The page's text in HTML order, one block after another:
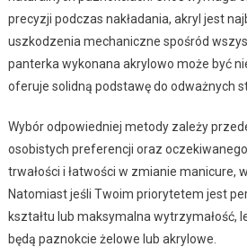
precyzji podczas nakładania, akryl jest
uszkodzenia mechaniczne spośród
panterka wykonana akrylowo może być
oferuje solidną podstawę do odważnych
Wybór odpowiedniej metody zależy
osobistych preferencji oraz
trwałości i łatwości w zmianie manicure,
Natomiast jeśli Twoim priorytetem jest
kształtu lub maksymalna wytrzymałość,
będą paznokcie żelowe lub akrylowe.